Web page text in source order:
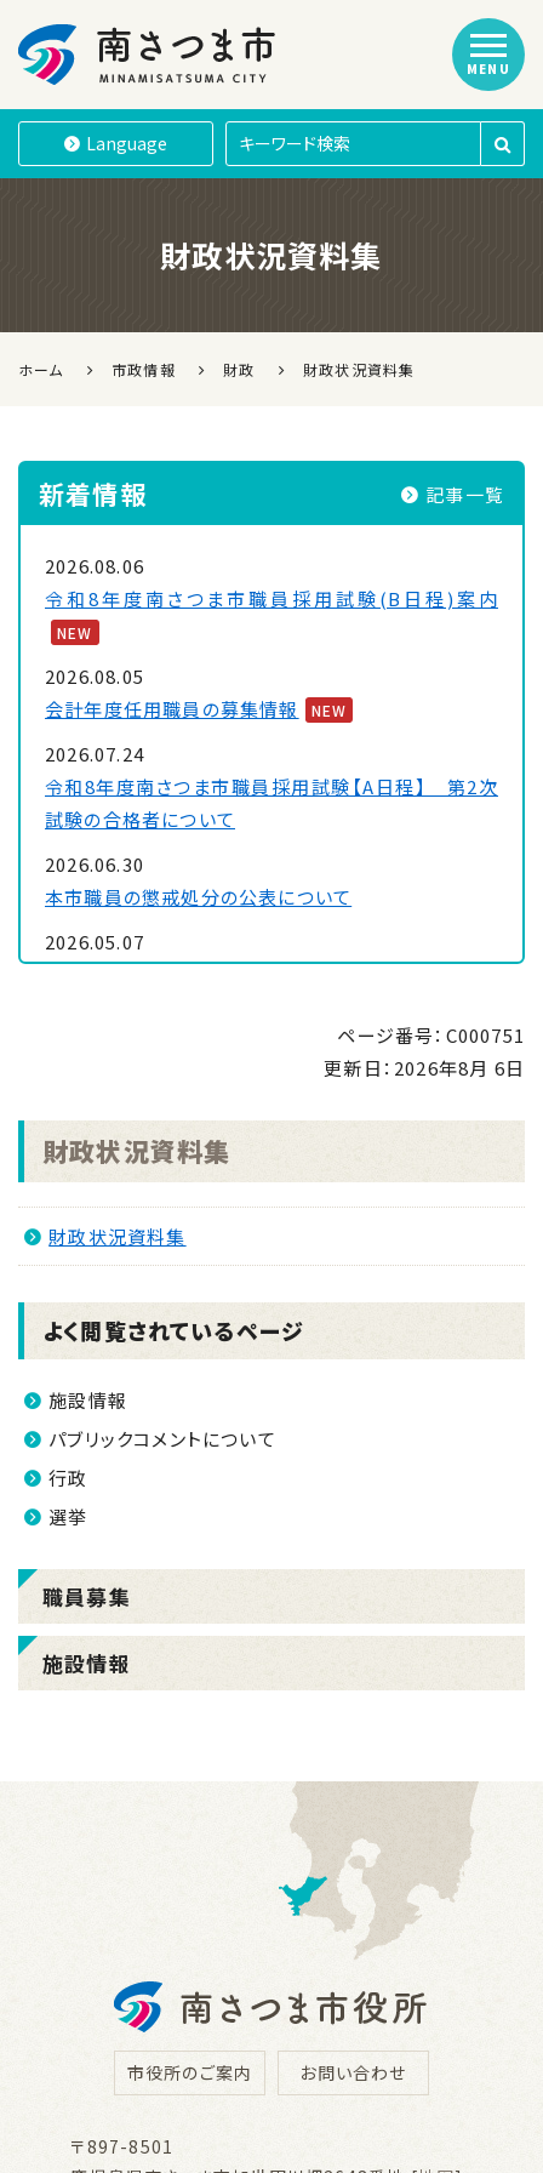
南さつま市
Language
MENU
財政状況資料集
ホーム 市政情報 財政 財政状況資料集
新着情報 記事一覧
2026.08.06
令和8年度南さつま市職員採用試験(B日程)案内
NEW
2026.08.05
会計年度任用職員の募集情報
NEW
2026.07.24
令和8年度南さつま市職員採用試験【A日程】 第2次
試験の合格者について
2026.06.30
本市職員の懲戒処分の公表について
2026.05.07
「南さつま市DX推進基本計画」の公表について
しました。(令和8年2月)
2025.12.12
南さつま市任期付職員(弁護士)採用試験案内 ※随
時募集※
2025.11.16
南さつま市議会議員選挙及び南さつま市長選挙(令和
2025.09.10
風12号被災に伴う復旧・復興支援のお願い～
ページ番号：C000751
更新日： 2026年8月 6日
財政状況資料集
財政状況資料集
よく閲覧されているページ
施設情報
パブリックコメントについて
行政
選挙
職員募集
施設情報
市役所のご案内 お問い合わせ
〒897-8501